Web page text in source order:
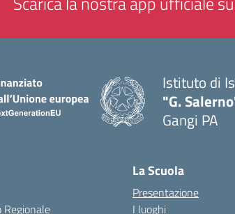
Istituto di
"G.
Gangi PA
Regionale
La Scuola
Presentazione
I luoghi